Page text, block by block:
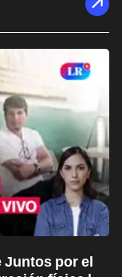
Juntos por el